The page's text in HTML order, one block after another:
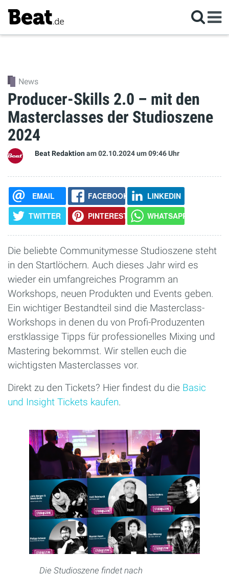
News
Producer-Skills 2.0 – mit den
Masterclasses der Studioszene
2024
Beat Redaktionam 02.10.2024um 09:46 Uhr
EMAIL FACEBOOK
LINKEDIN
TWITTER
PINTEREST WHATSAPP
Die beliebte Communitymesse Studioszene steht
in den Startlöchern. Auch dieses Jahr wird es
wieder ein ­umfangreiches Programm an
Workshops, neuen Produkten und Events geben.
Ein wichtiger Bestandteil sind die Masterclass-
Workshops in denen du von Profi-Produzenten
erstklassige Tipps für professionelles Mixing und
Mastering bekommst. Wir stellen euch die
wichtigsten Masterclasses vor.
Direkt zu den Tickets? Hier findest du die Basic
und Insight Tickets kaufen.
Die Studioszene findet nach